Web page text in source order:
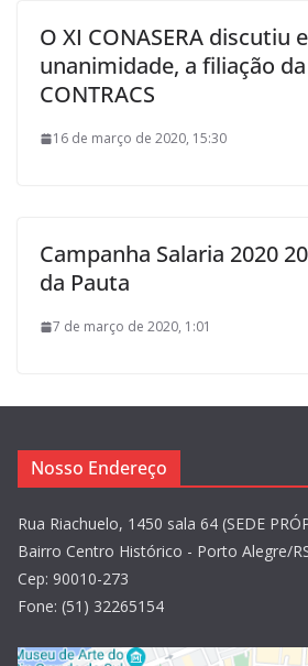
O XI CONASERA discutiu
unanimidade, a filiação
CONTRACS
16 de março de 2020, 15:30
Campanha Salaria 2020
da Pauta
7 de março de 2020, 1:01
Nosso Endereço
Rua Riachuelo, 1450 sala 64 (SEDE
Bairro Centro Histórico - Porto Alegre/
Cep: 90010-273
Fone: (51) 32265154